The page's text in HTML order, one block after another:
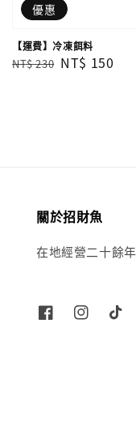
優惠
【運費】冷凍餌料
Regular
NT$ 230 Sale
NT$ 150
關於招財魚
在地經營二十餘